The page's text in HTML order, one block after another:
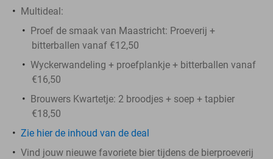
Multideal:
Proef de smaak van Maastricht: Proeverij +
bitterballen vanaf €12,50
Wyckerwandeling + proefplankje + bitterballen vanaf
€16,50
Brouwers Kwartetje: 2 broodjes + soep + tapbier
€18,50
Zie hierde inhoud van de deal
Vind jouw nieuwe favoriete bier tijdens de bierproeverij